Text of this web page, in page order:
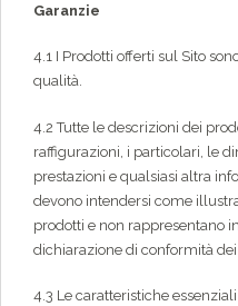
Garanzie
4.1 I Prodotti offerti sul Sito
qualità.
4.2 Tutte le descrizioni dei
raffigurazioni, i particolari, le
prestazioni e qualsiasi altra
devono intendersi come
prodotti e non rappresentano
dichiarazione di conformità dei
4.3 Le caratteristiche